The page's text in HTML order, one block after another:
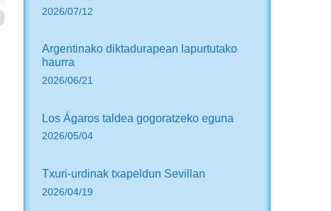
2026/07/12
Argentinako diktadurapean lapurtutako
haurra
2026/06/21
Los Ágaros taldea gogoratzeko eguna
2026/05/04
Txuri-urdinak txapeldun Sevillan
2026/04/19